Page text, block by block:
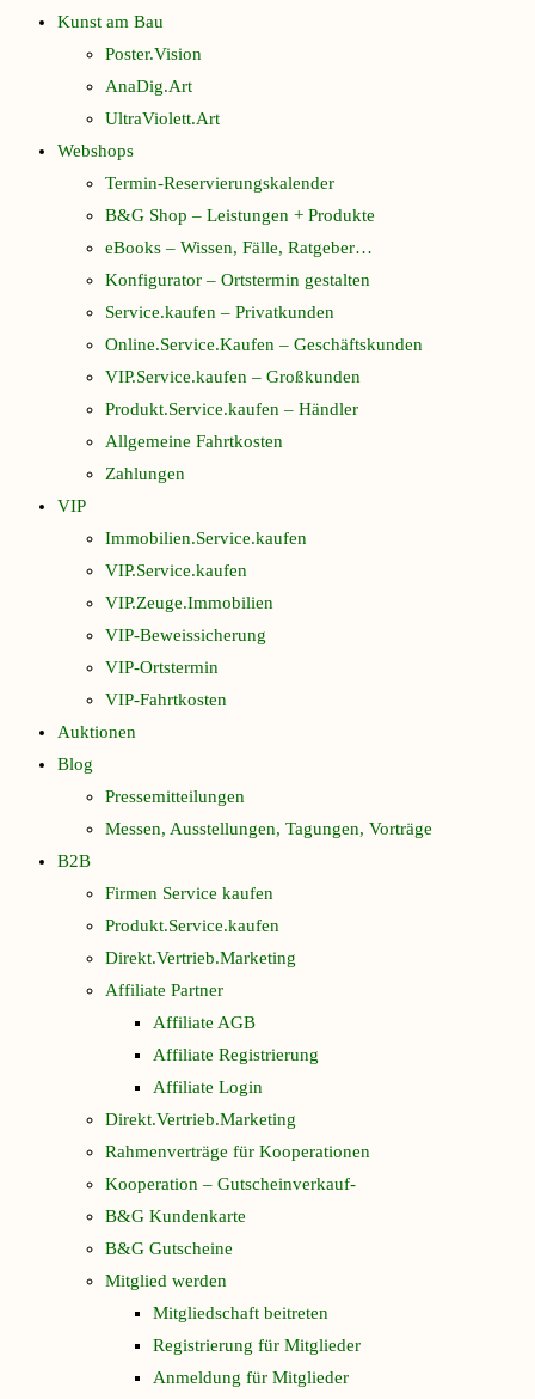
Kunst am Bau
Poster.Vision
AnaDig.Art
UltraViolett.Art
Webshops
Termin-Reservierungskalender
B&G Shop – Leistungen + Produkte
eBooks – Wissen, Fälle, Ratgeber…
Konfigurator – Ortstermin gestalten
Service.kaufen – Privatkunden
Online.Service.Kaufen – Geschäftskunden
VIP.Service.kaufen – Großkunden
Produkt.Service.kaufen – Händler
Allgemeine Fahrtkosten
Zahlungen
VIP
Immobilien.Service.kaufen
VIP.Service.kaufen
VIP.Zeuge.Immobilien
VIP-Beweissicherung
VIP-Ortstermin
VIP-Fahrtkosten
Auktionen
Blog
Pressemitteilungen
Messen, Ausstellungen, Tagungen, Vorträge
B2B
Firmen Service kaufen
Produkt.Service.kaufen
Direkt.Vertrieb.Marketing
Affiliate Partner
Affiliate AGB
Affiliate Registrierung
Affiliate Login
Direkt.Vertrieb.Marketing
Rahmenverträge für Kooperationen
Kooperation – Gutscheinverkauf-
B&G Kundenkarte
B&G Gutscheine
Mitglied werden
Mitgliedschaft beitreten
Registrierung für Mitglieder
Anmeldung für Mitglieder